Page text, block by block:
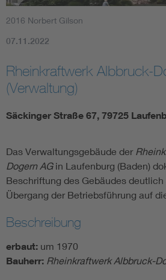
2016 Norbert Gilson
07.11.2022
Rheinkraftwerk Albbruck-
(Verwaltung)
Säckinger Straße 67, 79725
Das Verwaltungsgebäude der
Dogern AGin Laufenburg (Baden)
Beschriftung des Gebäudes deutlich
Übergang der Betriebsführung auf
Beschreibung
erbaut: um 1970
Bauherr: Rheinkraftwerk Albbruck-